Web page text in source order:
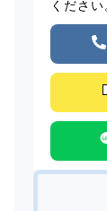
ください